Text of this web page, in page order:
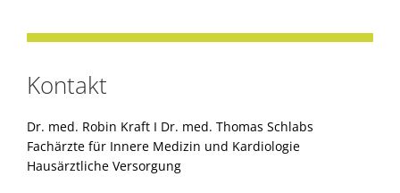
Kontakt
Dr. med. Robin Kraft I Dr. med. Thomas Schlabs
Fachärzte für Innere Medizin und Kardiologie
Hausärztliche Versorgung